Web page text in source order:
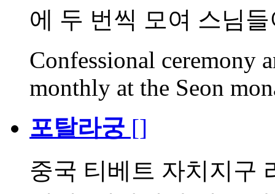
에 두 번씩 모여 스님
Confessional ceremony
monthly at the Seon
포탈라궁 []
중국 티베트 자치지구